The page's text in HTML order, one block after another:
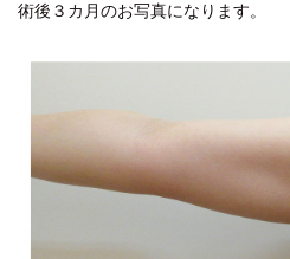
術後３カ月のお写真になります。